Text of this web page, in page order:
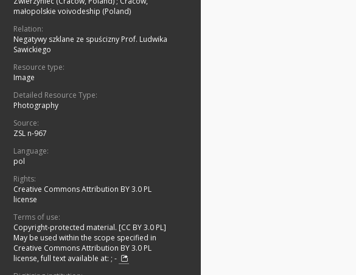
małopolskie voivodeship (Poland)
Relation:
Negatywy szklane ze spuścizny Prof. Ludwika
Sawickiego
Resource type:
Image
Detailed Resource Type:
Photography
Source:
ZSL n-967
Language:
pol
Rights:
Creative Commons Attribution BY 3.0 PL
license
Terms of use:
Copyright-protected material. [CC BY 3.0 PL]
May be used within the scope specified in
Creative Commons Attribution BY 3.0 PL
license, full text available at: ; -